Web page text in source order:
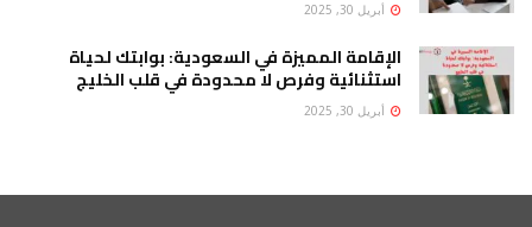
أبريل 30, 2025
الإقامة المميزة في السعودية: بوابتك لحياة
استثنائية وفرص لا محدودة في قلب الخليج
أبريل 30, 2025